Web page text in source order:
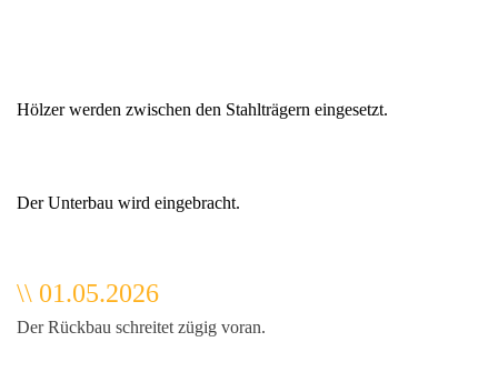
Hölzer werden zwischen den Stahlträgern eingesetzt.
Der Unterbau wird eingebracht.
\\ 01.05.2026
Der Rückbau schreitet zügig voran.